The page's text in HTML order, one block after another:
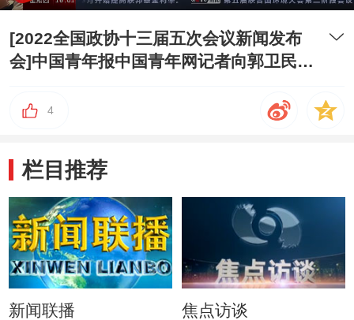
[2022全国政协十三届五次会议新闻发布
会]中国青年报中国青年网记者向郭卫民提
4
栏目推荐
新闻联播 焦点访谈